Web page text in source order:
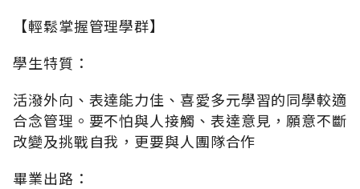
【輕鬆掌握管理學群】
學生特質：
活潑外向、表達能力佳、喜愛多元學習的同學較適
合念管理。要不怕與人接觸、表達意見，願意不斷
改變及挑戰自我，更要與人團隊合作
畢業出路：